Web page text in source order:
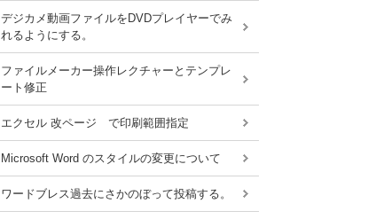
デジカメ動画ファイルをDVDプレイヤーでみ
れるようにする。
ファイルメーカー操作レクチャーとテンプレ
ート修正
エクセル 改ページ で印刷範囲指定
Microsoft Word のスタイルの変更について
ワードブレス過去にさかのぼって投稿する。